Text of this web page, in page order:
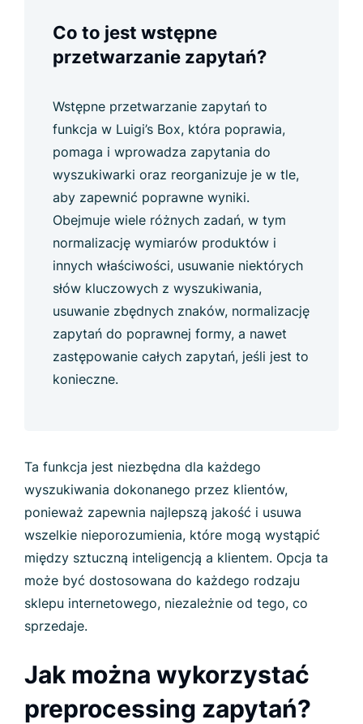
Co to jest wstępne
przetwarzanie zapytań?
Wstępne przetwarzanie zapytań to
funkcja w Luigi’s Box, która poprawia,
pomaga i wprowadza zapytania do
wyszukiwarki oraz reorganizuje je w tle,
aby zapewnić poprawne wyniki.
Obejmuje wiele różnych zadań, w tym
normalizację wymiarów produktów i
innych właściwości, usuwanie niektórych
słów kluczowych z wyszukiwania,
usuwanie zbędnych znaków, normalizację
zapytań do poprawnej formy, a nawet
zastępowanie całych zapytań, jeśli jest to
konieczne.
Ta funkcja jest niezbędna dla każdego
wyszukiwania dokonanego przez klientów,
ponieważ zapewnia najlepszą jakość i usuwa
wszelkie nieporozumienia, które mogą wystąpić
między sztuczną inteligencją a klientem. Opcja ta
może być dostosowana do każdego rodzaju
sklepu internetowego, niezależnie od tego, co
sprzedaje.
Jak można wykorzystać
preprocessing zapytań?